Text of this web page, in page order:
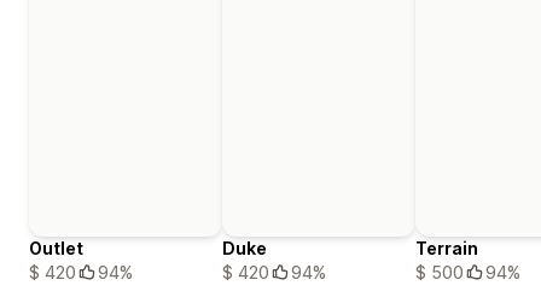
Outlet
$ 420
94%
Duke
$ 420
94%
Terrain
$ 500
94%